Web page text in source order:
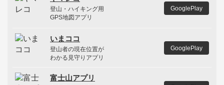
登山・ハイキング用
GPS地図アプリ
GooglePlay
いまココ
登山者の現在位置が
わかる見守りアプリ
GooglePlay
富士山アプリ